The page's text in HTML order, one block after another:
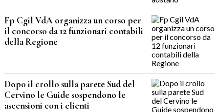
Fp Cgil VdA organizza un corso per
il concorso da 12 funzionari contabili
della Regione
Dopo il crollo sulla parete Sud del
Cervino le Guide sospendono le
ascensioni con i clienti